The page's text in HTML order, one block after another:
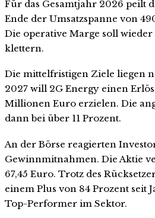
Für das Gesamtjahr 2026 peilt
Ende der Umsatzspanne von
Die operative Marge soll wieder
klettern.
Die mittelfristigen Ziele liegen
2027 will 2G Energy einen
Millionen Euro erzielen. Die
dann bei über 11 Prozent.
An der Börse reagierten
Gewinnmitnahmen. Die Aktie
67,45 Euro. Trotz des
einem Plus von 84 Prozent seit
Top-Performer im Sektor.